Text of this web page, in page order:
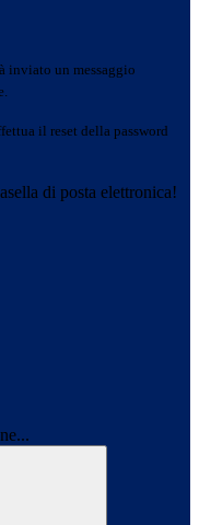
inviato un messaggio
il reset della password
di posta elettronica!